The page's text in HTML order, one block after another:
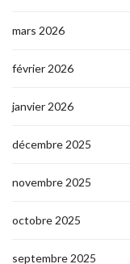
mars 2026
février 2026
janvier 2026
décembre 2025
novembre 2025
octobre 2025
septembre 2025